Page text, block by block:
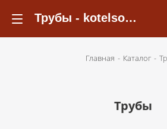
Трубы - kotelsochi.ru
Главная - Каталог -
Трубы